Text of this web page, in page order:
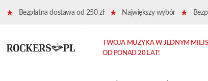
Bezpłatna dostawa od 250 zł Największy wybór
TWOJA MUZYKA W JEDNYM
OD PONAD 20 LAT!